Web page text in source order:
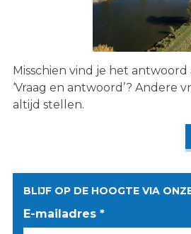
Misschien vind je het
‘Vraag en antwoord’? Andere
altijd stellen.
BLIJF OP DE HOOGTE VIA
E-mailadres *